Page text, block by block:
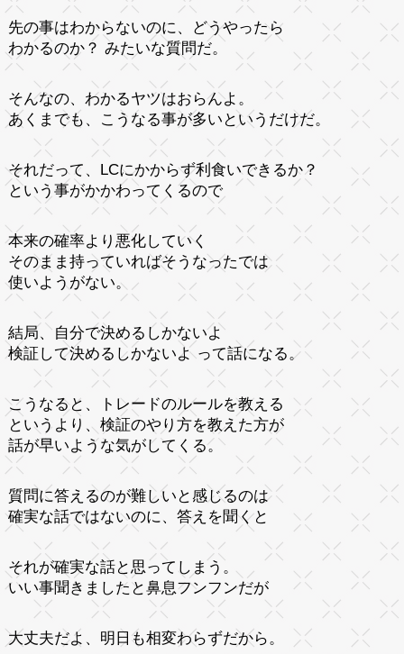
先の事はわからないのに、どうやったら
わかるのか？ みたいな質問だ。
そんなの、わかるヤツはおらんよ。
あくまでも、こうなる事が多いというだけだ。
それだって、LCにかからず利食いできるか？
という事がかかわってくるので
本来の確率より悪化していく
そのまま持っていればそうなったでは
使いようがない。
結局、自分で決めるしかないよ
検証して決めるしかないよ って話になる。
こうなると、トレードのルールを教える
というより、検証のやり方を教えた方が
話が早いような気がしてくる。
質問に答えるのが難しいと感じるのは
確実な話ではないのに、答えを聞くと
それが確実な話と思ってしまう。
いい事聞きましたと鼻息フンフンだが
大丈夫だよ、明日も相変わらずだから。